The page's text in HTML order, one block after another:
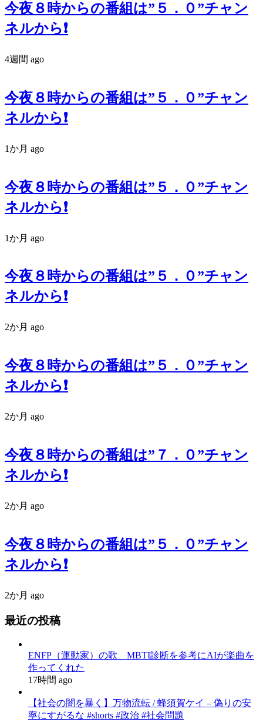
今夜８時からの番組は”５．０”チャン
ネルから❗️
4週間 ago
今夜８時からの番組は”５．０”チャン
ネルから❗️
1か月 ago
今夜８時からの番組は”５．０”チャン
ネルから❗️
1か月 ago
今夜８時からの番組は”５．０”チャン
ネルから❗️
2か月 ago
今夜８時からの番組は”５．０”チャン
ネルから❗️
2か月 ago
今夜８時からの番組は”７．０”チャン
ネルから❗️
2か月 ago
今夜８時からの番組は”５．０”チャン
ネルから❗️
2か月 ago
最近の投稿
ENFP（運動家）の歌 MBTI診断を参考にAIが楽曲を
作ってくれた
17時間 ago
【社会の闇を暴く】万物流転 / 蜂須賀ケイ – 偽りの安
寧にすがるな #shorts #政治 #社会問題